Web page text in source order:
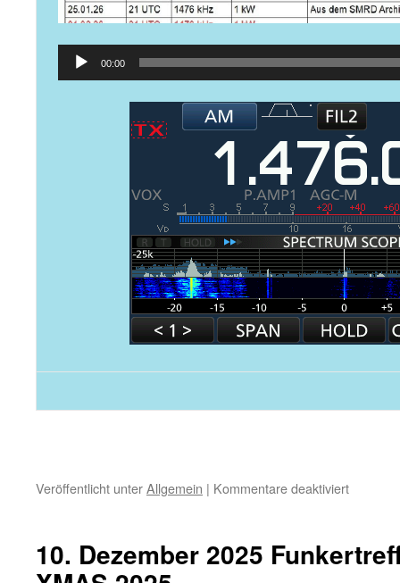
Audio-
00:00
Veröffentlicht unterAllgemein | Kommentare deaktiviertfür
10. Dezember 2025